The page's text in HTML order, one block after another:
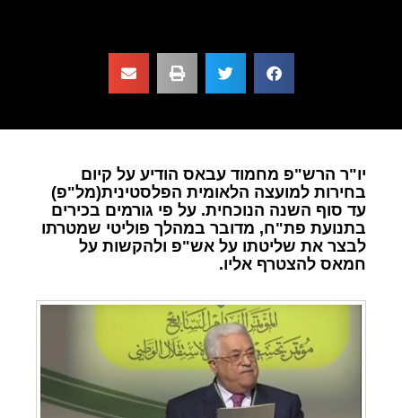
יו"ר הרש"פ מחמוד עבאס הודיע על קיום
בחירות למועצה הלאומית הפלסטינית(מל"פ)
עד סוף השנה הנוכחית. על פי גורמים בכירים
בתנועת פת"ח, מדובר במהלך פוליטי שמטרתו
לבצר את שליטתו על אש"פ ולהקשות על
חמאס להצטרף אליו.